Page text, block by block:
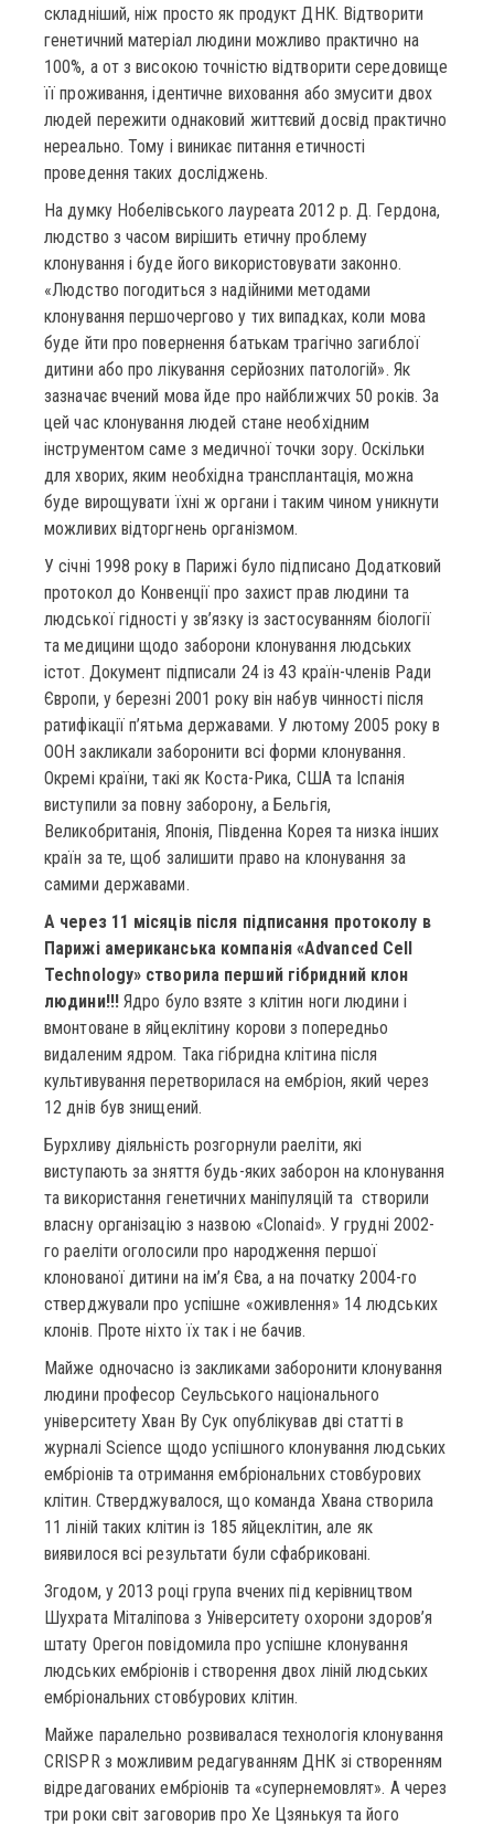
складніший, ніж просто як продукт ДНК. Відтворити
генетичний матеріал людини можливо практично на
100%, а от з високою точністю відтворити середовище
її проживання, ідентичне виховання або змусити двох
людей пережити однаковий життєвий досвід практично
нереально. Тому і виникає питання етичності
проведення таких досліджень.
На думку Нобелівського лауреата 2012 р. Д. Гердона,
людство з часом вирішить етичну проблему
клонування і буде його використовувати законно.
«Людство погодиться з надійними методами
клонування першочергово у тих випадках, коли мова
буде йти про повернення батькам трагічно загиблої
дитини або про лікування серйозних патологій». Як
зазначає вчений мова йде про найближчих 50 років. За
цей час клонування людей стане необхідним
інструментом саме з медичної точки зору. Оскільки
для хворих, яким необхідна трансплантація, можна
буде вирощувати їхні ж органи і таким чином уникнути
можливих відторгнень організмом.
У січні 1998 року в Парижі було підписано Додатковий
протокол до Конвенції про захист прав людини та
людської гідності у зв’язку із застосуванням біології
та медицини щодо заборони клонування людських
істот. Документ підписали 24 із 43 країн-членів Ради
Європи, у березні 2001 року він набув чинності після
ратифікації п’ятьма державами. У лютому 2005 року в
ООН закликали заборонити всі форми клонування.
Окремі країни, такі як Коста-Рика, США та Іспанія
виступили за повну заборону, а Бельгія,
Великобританія, Японія, Південна Корея та низка інших
країн за те, щоб залишити право на клонування за
самими державами.
А через 11 місяців після підписання протоколу в
Парижі американська компанія «Advanced Cell
Technology» створила перший гібридний клон
людини!!!Ядро було взяте з клітин ноги людини і
вмонтоване в яйцеклітину корови з попередньо
видаленим ядром. Така гібридна клітина після
культивування перетворилася на ембріон, який через
12 днів був знищений.
Бурхливу діяльність розгорнули раеліти, які
виступають за зняття будь-яких заборон на клонування
та використання генетичних маніпуляцій та створили
власну організацію з назвою «Clonaid». У грудні 2002-
го раеліти оголосили про народження першої
клонованої дитини на ім’я Єва, а на початку 2004-го
стверджували про успішне «оживлення» 14 людських
клонів. Проте ніхто їх так і не бачив.
Майже одночасно із закликами заборонити клонування
людини професор Сеульського національного
університету Хван Ву Сук опублікував дві статті в
журналі Science щодо успішного клонування людських
ембріонів та отримання ембріональних стовбурових
клітин. Стверджувалося, що команда Хвана створила
11 ліній таких клітин із 185 яйцеклітин, але як
виявилося всі результати були сфабриковані.
Згодом, у 2013 році група вчених під керівництвом
Шухрата Міталіпова з Університету охорони здоров’я
штату Орегон повідомила про успішне клонування
людських ембріонів і створення двох ліній людських
ембріональних стовбурових клітин.
Майже паралельно розвивалася технологія клонування
CRISPR з можливим редагуванням ДНК зі створенням
відредагованих ембріонів та «супернемовлят». А через
три роки світ заговорив про Хе Цзянькуя та його